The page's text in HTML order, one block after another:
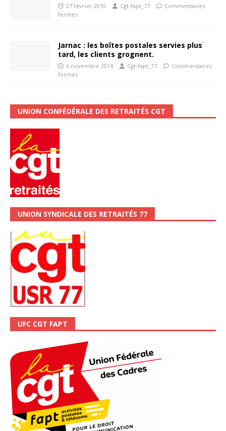
27 février 2010 Cgt-fapt_77
Commentaires
fermés
Jarnac : les boîtes postales servies plus
tard, les clients grognent.
6 novembre 2014 Cgt-fapt_77
Commentaires
fermés
UNION CONFÉDÉRALE DES RETRAITÉS CGT
UNION SYNDICALE DES RETRAITÉS 77
UFC CGT FAPT